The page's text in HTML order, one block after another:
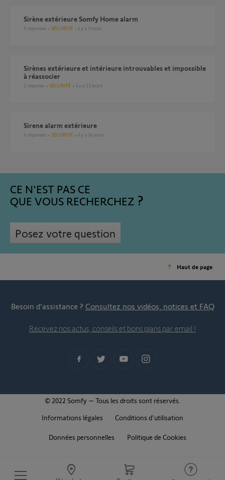
Sirène extérieure Somfy Home alarm
9 réponses SÉCURITÉ il y a 3 mois
Sirènes extérieure et intérieure introuvables et impossible
à réassocier
1 réponse SÉCURITÉ il y a 13 jours
Sirene alarm extérieure
4 réponses SÉCURITÉ il y a 14 jours
CE N'EST PAS CE
QUE VOUS RECHERCHEZ
Posez votre question
Haut de page
Besoin d’assistance ? Consultez nos vidéos, notices et FAQ
Recevez nos actus, conseils et bons plans par email !
© 2022 Somfy – Tous les droits sont réservés.
Informations légales
Conditions d'utilisation
Données personnelles Politique de Cookies